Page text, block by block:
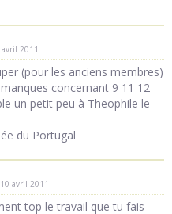
2011
(pour les anciens membres)
concernant 9 11 12
un petit peu à Theophile le
du Portugal
avril 2011
top le travail que tu fais